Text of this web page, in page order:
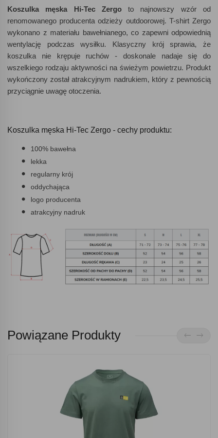
Koszulka męska Hi-Tec Zergoto najnowszy wzór od
renomowanego producenta odzieży outdoorowej. T-shirt Zergo
wykonano z materiału bawełnianego, co zapewni odpowiednią
wentylację podczas wysiłku. Klasyczny krój sprawia, że
koszulka nie krępuje ruchów - doskonale nadaje się do
wszelkiego rodzaju aktywności na świeżym powietrzu. Produkt
wykończony został atrakcyjnym nadrukiem, który z pewnością
przyciągnie uwagę otoczenia.
Koszulka męska Hi-Tec Zergo - cechy produktu:
100% bawełna
lekka
regularny krój
oddychająca
logo producenta
atrakcyjny nadruk
Powiązane Produkty